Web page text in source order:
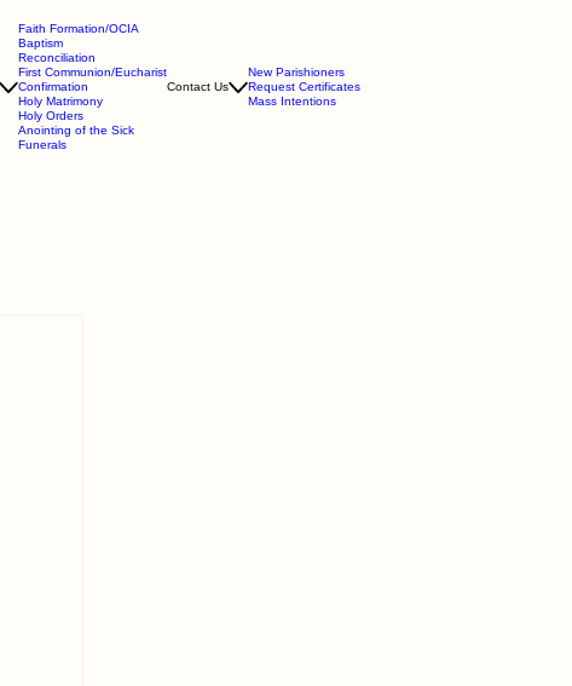
Faith Formation/OCIA
Baptism
Reconciliation
First Communion/Eucharist
Confirmation
Holy Matrimony
Holy Orders
Anointing of the Sick
Funerals
Contact Us
New Parishioners
Request Certificates
Mass Intentions